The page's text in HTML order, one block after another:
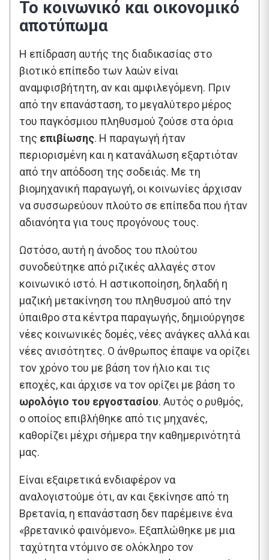
Το κοινωνικό και οικονομικό
αποτύπωμα
Η επίδραση αυτής της διαδικασίας στο
βιοτικό επίπεδο των λαών είναι
αναμφισβήτητη, αν και αμφιλεγόμενη. Πριν
από την επανάσταση, το μεγαλύτερο μέρος
του παγκόσμιου πληθυσμού ζούσε στα όρια
της επιβίωσης. Η παραγωγή ήταν
περιορισμένη και η κατανάλωση εξαρτιόταν
από την απόδοση της σοδειάς. Με τη
βιομηχανική παραγωγή, οι κοινωνίες άρχισαν
να συσσωρεύουν πλούτο σε επίπεδα που ήταν
αδιανόητα για τους προγόνους τους.
Ωστόσο, αυτή η άνοδος του πλούτου
συνοδεύτηκε από ριζικές αλλαγές στον
κοινωνικό ιστό. Η αστικοποίηση, δηλαδή η
μαζική μετακίνηση του πληθυσμού από την
ύπαιθρο στα κέντρα παραγωγής, δημιούργησε
νέες κοινωνικές δομές, νέες ανάγκες αλλά και
νέες ανισότητες. Ο άνθρωπος έπαψε να ορίζει
τον χρόνο του με βάση τον ήλιο και τις
εποχές, και άρχισε να τον ορίζει με βάση το
ωρολόγιο του εργοστασίου. Αυτός ο ρυθμός,
ο οποίος επιβλήθηκε από τις μηχανές,
καθορίζει μέχρι σήμερα την καθημερινότητά
μας.
Είναι εξαιρετικά ενδιαφέρον να
αναλογιστούμε ότι, αν και ξεκίνησε από τη
Βρετανία, η επανάσταση δεν παρέμεινε ένα
«βρετανικό φαινόμενο». Εξαπλώθηκε με μια
ταχύτητα ντόμινο σε ολόκληρο τον